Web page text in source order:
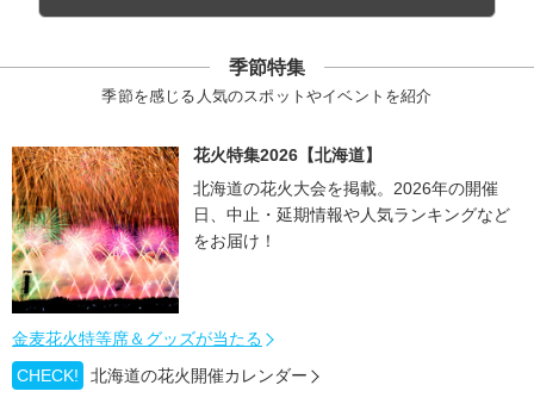
季節特集
季節を感じる人気のスポットやイベントを紹介
花火特集2026【北海道】
北海道の花火大会を掲載。2026年の開催
日、中止・延期情報や人気ランキングなど
をお届け！
金麦花火特等席＆グッズが当たる
CHECK!
北海道の花火開催カレンダー